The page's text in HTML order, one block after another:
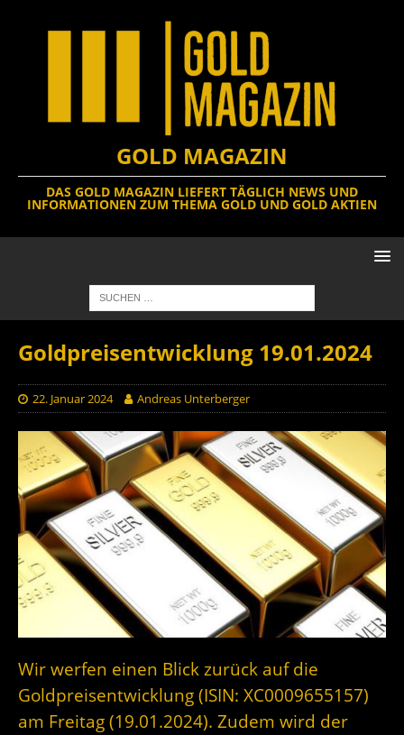
GOLD MAGAZIN
DAS GOLD MAGAZIN LIEFERT TÄGLICH NEWS UND
INFORMATIONEN ZUM THEMA GOLD UND GOLD AKTIEN
Goldpreisentwicklung 19.01.2024
22. Januar 2024 Andreas Unterberger
Wir werfen einen Blick zurück auf die
Goldpreisentwicklung (ISIN: XC0009655157)
am Freitag (19.01.2024). Zudem wird der